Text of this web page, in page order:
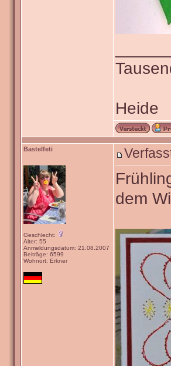
Heide
Bastelfeti
Geschlecht:
Alter: 55
Anmeldungsdatum: 21.08.2007
Beiträge: 6599
Wohnort: Erkner
dem